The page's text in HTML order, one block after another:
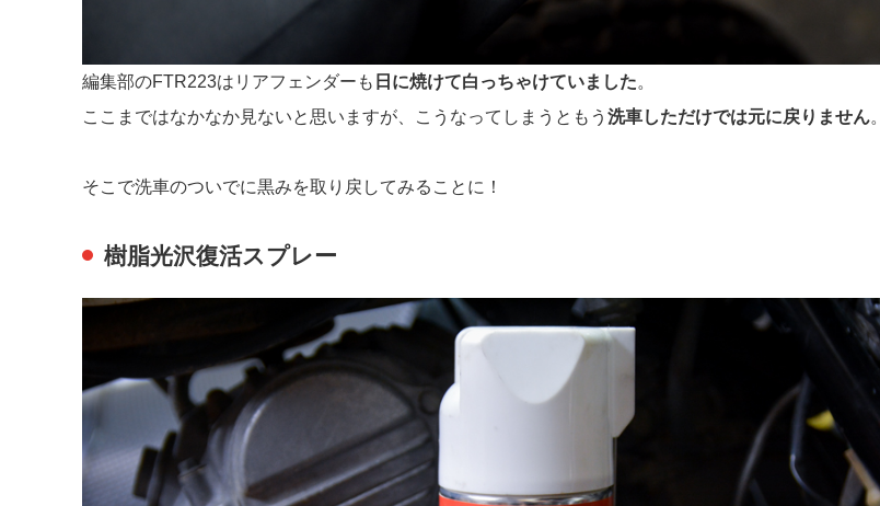
編集部のFTR223はリアフェンダーも 日に焼けて白っちゃけていました。
ここまではなかなか見ないと思いますが、こうなってしまうともう 洗車しただけでは元に戻りません。
そこで洗車のついでに黒みを取り戻してみることに！
樹脂光沢復活スプレー